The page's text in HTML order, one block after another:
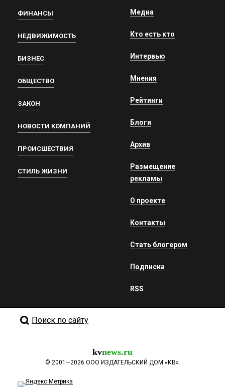
ФИНАНСЫ
НЕДВИЖИМОСТЬ
БИЗНЕС
ОБЩЕСТВО
ЗАКОН
НОВОСТИ КОМПАНИЙ
ПРОИСШЕСТВИЯ
СТИЛЬ ЖИЗНИ
Медиа
Кто есть кто
Интервью
Мнения
Рейтинги
Блоги
Архив
Размещение
рекламы
О проекте
Контакты
Стать блогером
Подписка
RSS
Поиск по сайту
kvnews.ru
© 2001—2026 ООО ИЗДАТЕЛЬСКИЙ ДОМ «КВ».